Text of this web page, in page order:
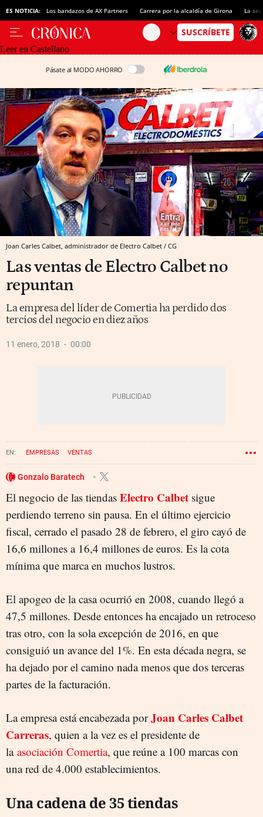
ES NOTICIA: Los bandazos de AX Partners Carrera por la alcaldía de Girona La
Leer en Castellano
Pásate al MODO AHORRO
Joan Carles Calbet, administrador de Electro Calbet / CG
Las ventas de Electro Calbet no
repuntan
La empresa del líder de Comertia ha perdido dos
tercios del negocio en diez años
11 enero, 2018 00:00
EMPRESAS VENTAS
Gonzalo Baratech
El negocio de las tiendas Electro Calbet sigue
perdiendo terreno sin pausa. En el último ejercicio
fiscal, cerrado el pasado 28 de febrero, el giro cayó de
16,6 millones a 16,4 millones de euros. Es la cota
mínima que marca en muchos lustros.
El apogeo de la casa ocurrió en 2008, cuando llegó a
47,5 millones. Desde entonces ha encajado un retroceso
tras otro, con la sola excepción de 2016, en que
consiguió un avance del 1%. En esta década negra, se
ha dejado por el camino nada menos que dos terceras
partes de la facturación.
La empresa está encabezada porJoan Carles Calbet
Carreras, quien a la vez es el presidente de
la asociación Comertia, que reúne a 100 marcas con
una red de 4.000 establecimientos.
Una cadena de 35 tiendas